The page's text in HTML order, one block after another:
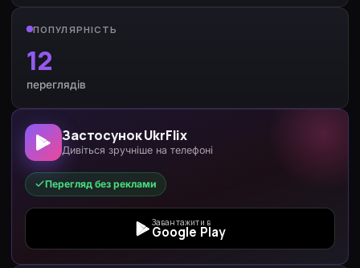
ПОПУЛЯРНІСТЬ
12
переглядів
Застосунок UkrFlix
Дивіться зручніше на телефоні
Перегляд без реклами
Завантажити в
Google Play